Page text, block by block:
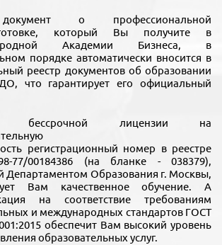
о профессиональной
который Вы получите в
Академии Бизнеса, в
порядке автоматически вносится в
реестр документов об образовании
что гарантирует его официальный
бессрочной лицензии на
регистрационный номер в реестре
77/00184386 (на бланке - 038379),
Департаментом Образования г. Москвы,
Вам качественное обучение. А
на соответствие требованиям
и международных стандартов ГОСТ
обеспечит Вам высокий уровень
образовательных услуг.